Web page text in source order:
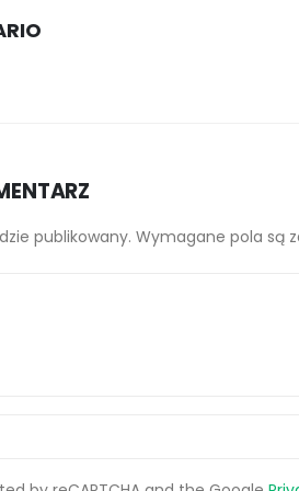
publikowany. Wymagane pola są